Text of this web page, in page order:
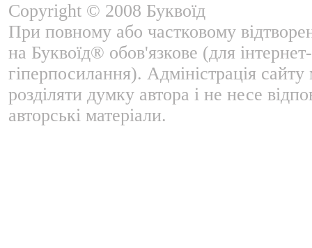
Copyright © 2008 Буквоїд
При повному або частковому
на Буквоїд® обов'язкове (для
гіперпосилання). Адміністрація
розділяти думку автора і не несе
авторські матеріали.